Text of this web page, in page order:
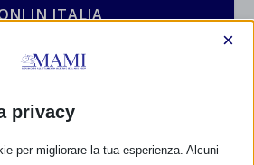
IN ITALIA
privacy
×
per migliorare la tua esperienza. Alcuni